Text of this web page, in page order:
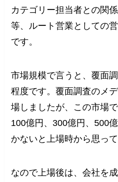
カテゴリー担当者との関
等、ルート営業としての
です。
市場規模で言うと、覆面
程度です。覆面調査のメ
場しましたが、この市場
100億円、300億円、500
かないと上場時から思って
なので上場後は、会社を